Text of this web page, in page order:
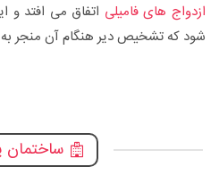
ازدواج های فامیلی اتفاق می افتد و
شود که تشخیص دیر هنگام آن منجر
ساختمان